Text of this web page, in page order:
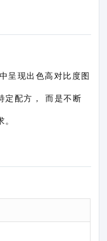
呈现出色高对比度图
定配方， 而是不断